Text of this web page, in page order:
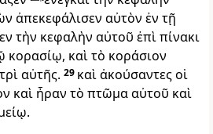
ἀπεκεφάλισεν αὐτὸν ἐν τῇ
τὴν κεφαλὴν αὐτοῦ ἐπὶ πίνακι
κορασίῳ, καὶ τὸ κοράσιον
αὐτῆς. 29 καὶ ἀκούσαντες οἱ
καὶ ἦραν τὸ πτῶμα αὐτοῦ καὶ